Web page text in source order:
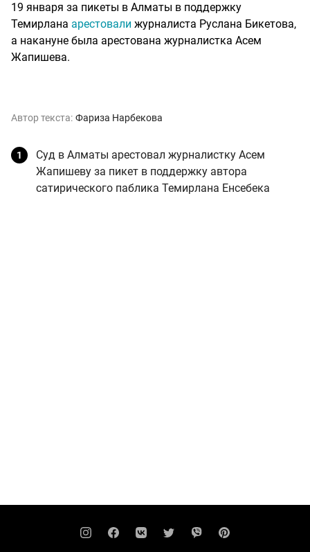
19 января за пикеты в Алматы в поддержку
Темирлана арестовали журналиста Руслана Бикетова,
а накануне была арестована журналистка Асем
Жапишева.
Автор текста: Фариза Нарбекова
Суд в Алматы арестовал журналистку Асем
Жапишеву за пикет в поддержку автора
сатирического паблика Темирлана Енсебека